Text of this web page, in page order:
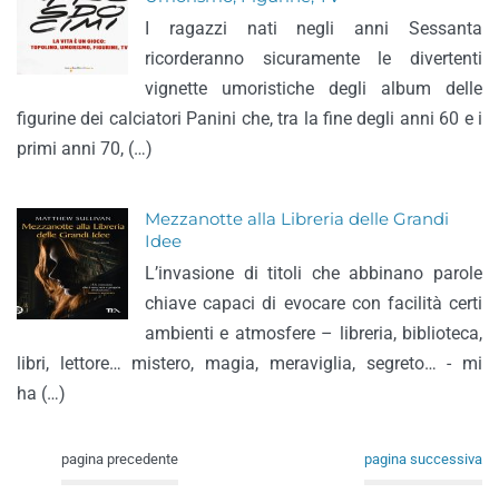
I ragazzi nati negli anni Sessanta
ricorderanno sicuramente le divertenti
vignette umoristiche degli album delle
figurine dei calciatori Panini che, tra la fine degli anni 60 e i
primi anni 70, (…)
Mezzanotte alla Libreria delle Grandi
Idee
L’invasione di titoli che abbinano parole
chiave capaci di evocare con facilità certi
ambienti e atmosfere – libreria, biblioteca,
libri, lettore… mistero, magia, meraviglia, segreto… - mi
ha (…)
pagina precedente pagina successiva